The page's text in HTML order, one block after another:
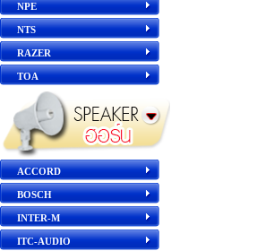
NPE
NTS
RAZER
TOA
ACCORD
BOSCH
INTER-M
ITC-AUDIO